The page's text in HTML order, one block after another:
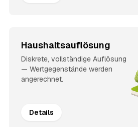
Haushaltsauflösung
Diskrete, vollständige Auflösung
— Wertgegenstände werden
angerechnet.
Details